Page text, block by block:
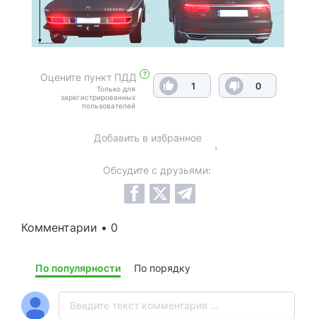
Оцените пункт ПДД ?
Только для
зарегистрированных
пользователей
1 0
Добавить в избранное
Обсудите с друзьями:
Комментарии • 0
По популярности По порядку